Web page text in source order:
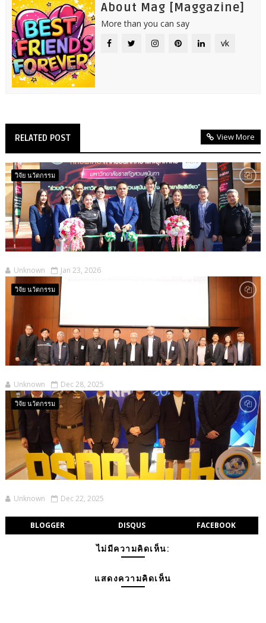
About Mag [Maggazine]
More than you can say
vk
RELATED POST View More
วิจัย นว้ตกรรม
Unknown Jan 23, 2026
วิจัย นว้ตกรรม
Unknown Dec 28, 2025
วิจัย นว้ตกรรม
Unknown Dec 22, 2025
BLOGGER DISQUS FACEBOOK
ไม่มีความคิดเห็น:
แสดงความคิดเห็น